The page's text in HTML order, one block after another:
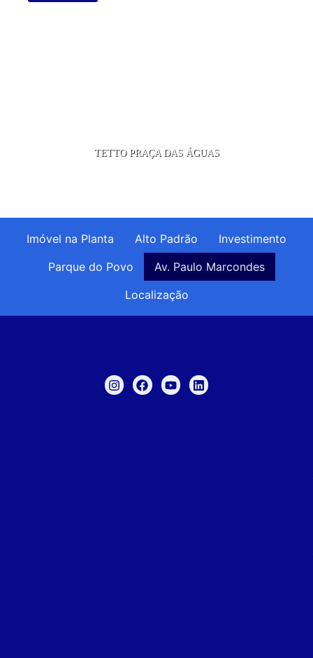
TETTO PRAÇA DAS ÁGUAS
Imóvel na Planta Alto Padrão
Investimento
Parque do Povo
Av. Paulo Marcondes
Localização